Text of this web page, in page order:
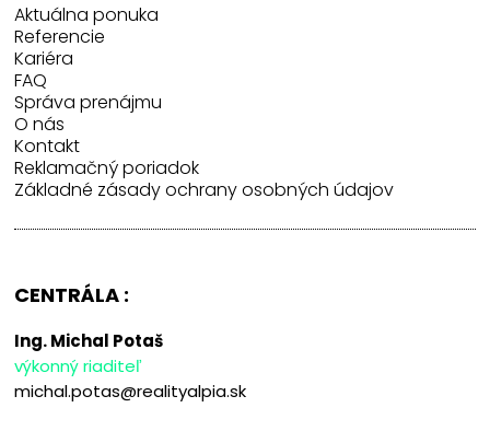
Aktuálna ponuka
Referencie
Kariéra
FAQ
Správa prenájmu
O nás
Kontakt
Reklamačný poriadok
Základné zásady ochrany osobných údajov
CENTRÁLA :
Ing. Michal Potaš
výkonný riaditeľ
michal.potas@realityalpia.sk